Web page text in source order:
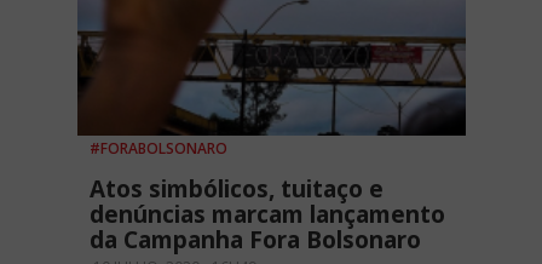
#FORABOLSONARO
Atos simbólicos, tuitaço e
denúncias marcam lançamento
da Campanha Fora Bolsonaro